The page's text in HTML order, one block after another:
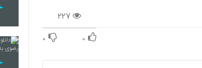
۲۲۷
۰ ۰